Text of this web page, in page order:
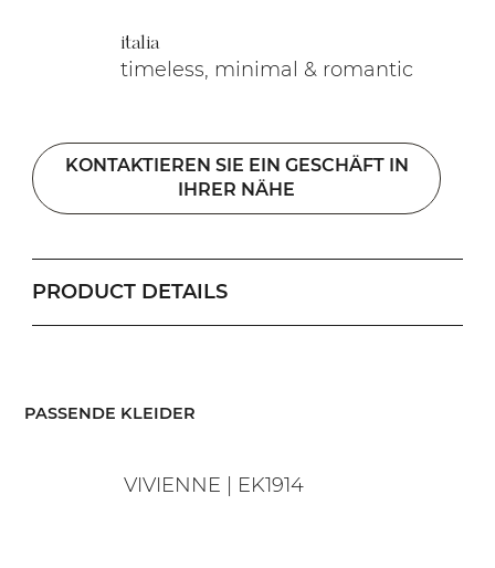
italia
timeless, minimal & romantic
KONTAKTIEREN SIE EIN GESCHÄFT IN
IHRER NÄHE
PRODUCT DETAILS
​PASSENDE KLEIDER
VIVIENNE | EK1914